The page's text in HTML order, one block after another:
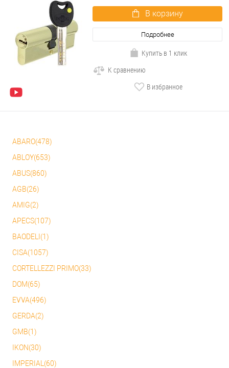
В корзину
Подробнее
Купить в 1 клик
К сравнению
В избранное
ABARO(478)
ABLOY(653)
ABUS(860)
AGB(26)
AMIG(2)
APECS(107)
BAODELI(1)
CISA(1057)
CORTELLEZZI PRIMO(33)
DOM(65)
EVVA(496)
GERDA(2)
GMB(1)
IKON(30)
IMPERIAL(60)